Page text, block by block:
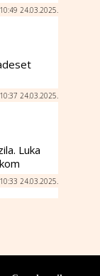
10:49 24.03.2025.
10:37 24.03.2025.
Luka
10:33 24.03.2025.